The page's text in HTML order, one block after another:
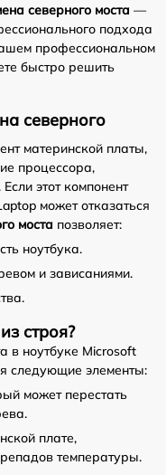
северного моста —
подхода
профессиональном
быстро решить
северного
материнской платы,
процессора,
этот компонент
может отказаться
моста позволяет:
ноутбука.
и зависаниями.
строя?
в ноутбуке Microsoft
следующие элементы:
может перестать
плате,
температуры.